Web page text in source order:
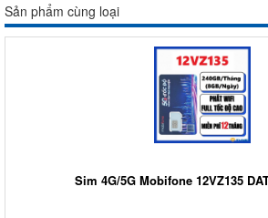
Sản phẩm cùng loại
Sim 4G/5G Mobifone 12VZ135